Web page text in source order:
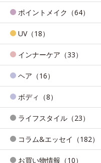
ポイントメイク（64）
UV（18）
インナーケア（33）
ヘア（16）
ボディ（8）
ライフスタイル（23）
コラム&エッセイ（182）
お買い物情報（10）